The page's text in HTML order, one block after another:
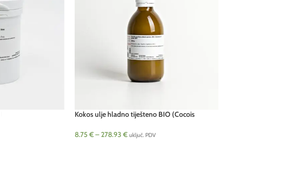
Kokos ulje hladno tiješteno BIO (Cocois
8.75 €–278.93 € uključ. PDV